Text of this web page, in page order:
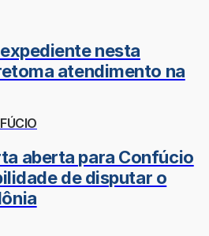
nesta
atendimento na
aberta para Confúcio
de disputar o